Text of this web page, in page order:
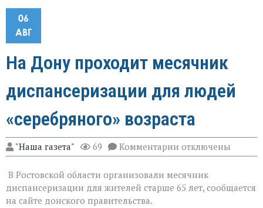
06
АВГ
На Дону проходит месячник
диспансеризации для людей
«серебряного» возраста
"Наша газета" 69 Комментарии к
записи
Дону
проходит
месячник
отключены
В Ростовской области организовали месячник
диспансеризации для жителей старше 65 лет, сообщается
на сайте донского правительства.